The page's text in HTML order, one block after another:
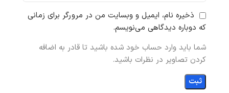
ذخیره نام، ایمیل و وبسایت من در مرورگر برای زمانی
که دوباره دیدگاهی می‌نویسم.
شما باید وارد حساب خود شده باشید تا قادر به اضافه
کردن تصاویر در نظرات باشید.